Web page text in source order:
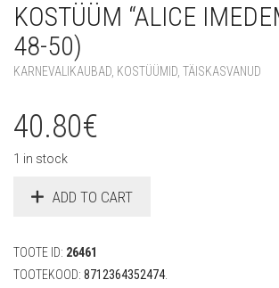
KOSTÜÜM “ALICE
48-50)
KARNEVALIKAUBAD KOSTÜÜMID TÄISKASVANUD
40.80€
1 in stock
ADD TO CART
TOOTE ID: 26461
TOOTEKOOD: 8712364352474.